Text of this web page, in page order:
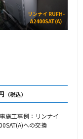
リンナイ RUFH-
A2400SAT(A)
（税込）
施工事例：リンナイ
への交換